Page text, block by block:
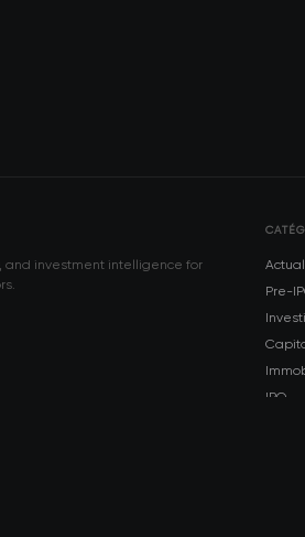
and investment intelligence for
Pre-
IPO